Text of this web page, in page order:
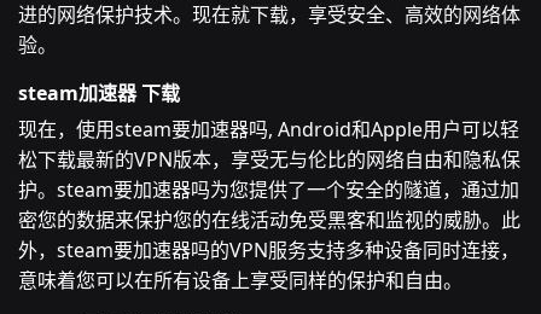
进的网络保护技术。现在就下载，享受安全、高效的网络体
验。
steam加速器 下载
现在，使用steam要加速器吗, Android和Apple用户可以轻
松下载最新的VPN版本，享受无与伦比的网络自由和隐私保
护。steam要加速器吗为您提供了一个安全的隧道，通过加
密您的数据来保护您的在线活动免受黑客和监视的威胁。此
外，steam要加速器吗的VPN服务支持多种设备同时连接，
意味着您可以在所有设备上享受同样的保护和自由。